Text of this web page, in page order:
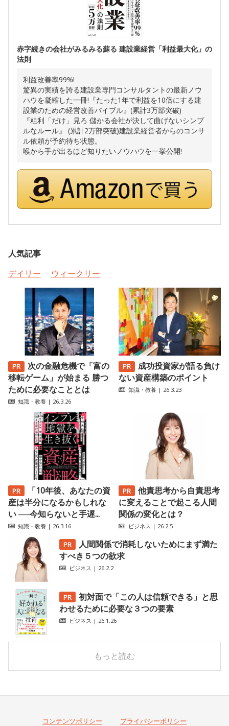
赤字続きの会社がみるみる蘇る 建設業経営「利益最大化」の
法則
利益改善率99%!
驚異の実績を誇る建設業専門コンサルタントの最新ノウ
ハウを凝縮した一冊!『たった1年で利益を10倍にする建
設業のための経営改善バイブル』(累計3万部突破)
『粗利「だけ」見ろ 儲かる会社が決して曲げないシンプ
ルなルール』 (累計2万部突破)建設業経営者からのコンサ
ル依頼が予約待ち状態。
喉から手が出るほど知りたいノウハウを一挙公開!
人気記事
デイリー
ウィークリー
次の金融危機で「富の
移転ゲーム」が始まる 勝つ
ために必要なこととは
知識・教養 | 26.3.26
成功投資家が語る負け
ない資産構築のポイント
知識・教養 | 26.3.23
「10年後、あなたの資
産は半分になるかもしれな
い ──今知らないと手遅...
知識・教養 | 26.3.16
他責思考から自責思考
に変えることで起こる人間
関係の変化とは？
ビジネス | 26.2.5
人間関係で消耗しないためにまず満た
すべき５つの欲求
ビジネス | 26.2.2
初対面で「この人は信頼できる」と思
わせるために必要な３つの要素
ビジネス | 26.1.26
もっと読む
コンテンツポリシー プライバシーポリシー